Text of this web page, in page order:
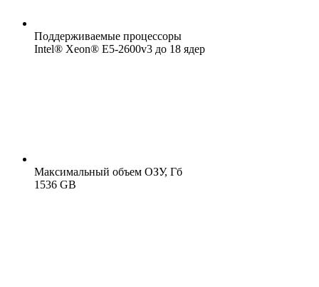
Поддерживаемые процессоры
Intel® Xeon® E5-2600v3 до 18 ядер
Максимальный объем ОЗУ, Гб
1536 GB